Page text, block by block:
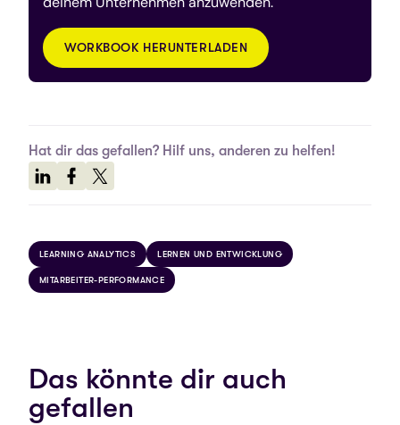
WORKBOOK HERUNTERLADEN
Hat dir das gefallen? Hilf uns, anderen zu helfen!
LEARNING ANALYTICS LERNEN UND ENTWICKLUNG
MITARBEITER-PERFORMANCE
Das könnte dir auch
gefallen